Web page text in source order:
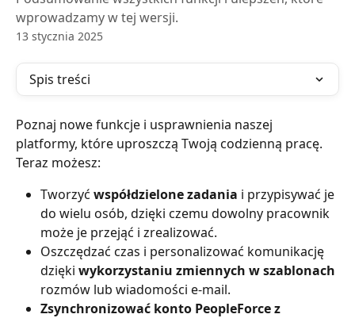
wprowadzamy w tej wersji.
13 stycznia 2025
Spis treści
Poznaj nowe funkcje i usprawnienia naszej
platformy, które uproszczą Twoją codzienną pracę.
Teraz możesz:
Tworzyć współdzielone zadania i przypisywać je
do wielu osób, dzięki czemu dowolny pracownik
może je przejąć i zrealizować.
Oszczędzać czas i personalizować komunikację
dzięki wykorzystaniu zmiennych w szablonach
rozmów lub wiadomości e-mail.
Zsynchronizować konto PeopleForce z